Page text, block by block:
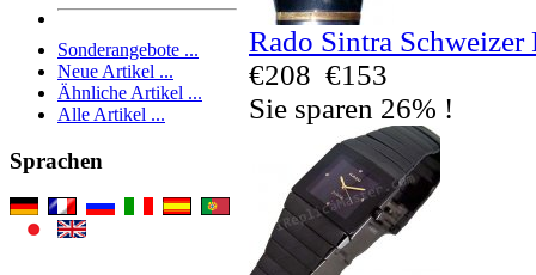
Sonderangebote ...
Neue Artikel ...
Ähnliche Artikel ...
Alle Artikel ...
Sprachen
Rado Sintra
€208 €153
Sie sparen 26% !